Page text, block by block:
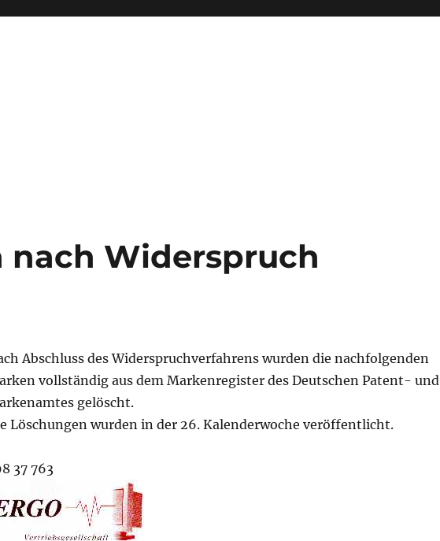
nach Widerspruch
Abschluss des Widerspruchverfahrens wurden die nachfolgenden
vollständig aus dem Markenregister des Deutschen Patent- und
gelöscht.
Löschungen wurden in der 26. Kalenderwoche veröffentlicht.
37 763